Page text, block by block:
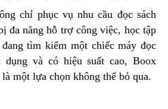
chỉ phục vụ nhu cầu đọc sách
đa năng hỗ trợ công việc, học tập
tìm kiếm một chiếc máy đọc
dụng và có hiệu suất cao, Boox
một lựa chọn không thể bỏ qua.